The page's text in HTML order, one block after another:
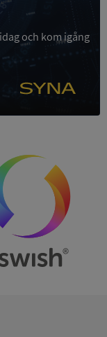
och kom igång
cookies.
/